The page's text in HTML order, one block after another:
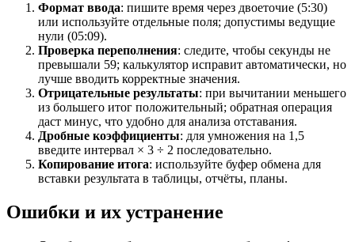
Формат ввода: пишите время через двоеточие (5:30)
или используйте отдельные поля; допустимы ведущие
нули (05:09).
Проверка переполнения: следите, чтобы секунды не
превышали 59; калькулятор исправит автоматически, но
лучше вводить корректные значения.
Отрицательные результаты: при вычитании меньшего
из большего итог положительный; обратная операция
даст минус, что удобно для анализа отставания.
Дробные коэффициенты: для умножения на 1,5
введите интервал × 3 ÷ 2 последовательно.
Копирование итога: используйте буфер обмена для
вставки результата в таблицы, отчёты, планы.
Ошибки и их устранение